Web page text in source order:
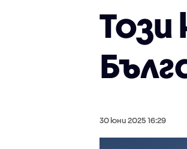
30 юни 2025 16:29